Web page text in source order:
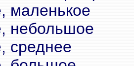
маленькое
небольшое
среднее